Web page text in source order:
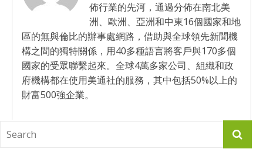
佈行業的先河，通過分佈在南北美
洲、歐洲、亞洲和中東16個國家和地
區的無與倫比的辦事處網路，借助與全球領先新聞機
構之間的獨特關係，用40多種語言將客戶與170多個
國家的受眾聯繫起來。全球4萬多家公司、組織和政
府機構都在使用美通社的服務，其中包括50%以上的
財富500強企業。